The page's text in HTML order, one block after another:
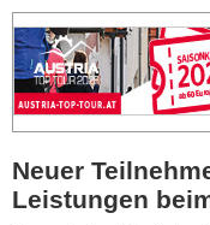
Neuer
Leistungen